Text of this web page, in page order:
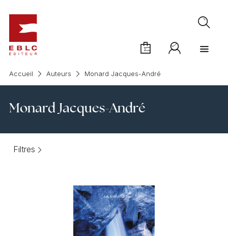
Accueil Auteurs Monard Jacques-André
Monard Jacques-André
Filtres